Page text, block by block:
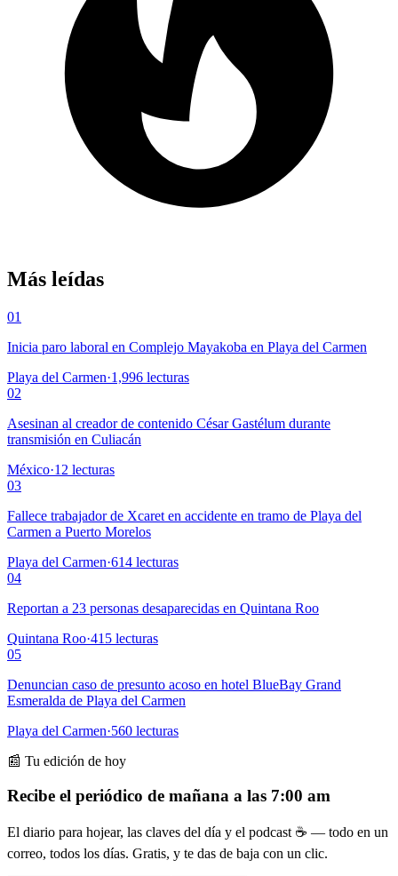
Más leídas
01
Inicia paro laboral en Complejo Mayakoba en Playa del Carmen
Playa del Carmen·1,996 lecturas
02
Asesinan al creador de contenido César Gastélum durante
transmisión en Culiacán
México·12 lecturas
03
Fallece trabajador de Xcaret en accidente en tramo de Playa del
Carmen a Puerto Morelos
Playa del Carmen·614 lecturas
04
Reportan a 23 personas desaparecidas en Quintana Roo
Quintana Roo·415 lecturas
05
Denuncian caso de presunto acoso en hotel BlueBay Grand
Esmeralda de Playa del Carmen
Playa del Carmen·560 lecturas
📰 Tu edición de hoy
Recibe el periódico de mañana a las 7:00 am
El diario para hojear, las claves del día y el podcast ☕ — todo en un
correo, todos los días. Gratis, y te das de baja con un clic.